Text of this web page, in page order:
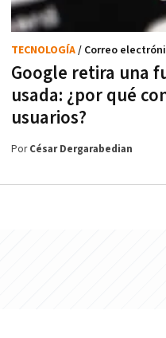
Google retira una
usada: ¿por qué
usuarios?
TECNOLOGÍA/ Correo
PorCésar Dergarabedian